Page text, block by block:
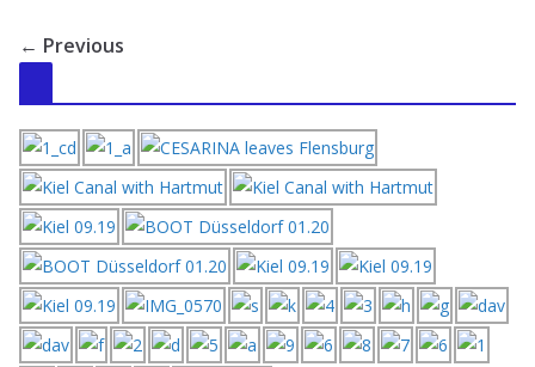
← Previous